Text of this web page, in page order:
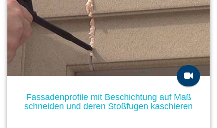
Fassadenprofile mit Beschichtung auf Maß
schneiden und deren Stoßfugen kaschieren